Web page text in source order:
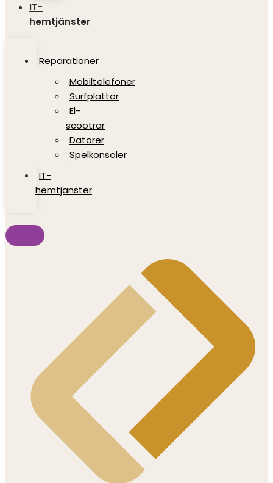
IT-
hemtjänster
Reparationer
Mobiltelefoner
Surfplattor
El-
scootrar
Datorer
Spelkonsoler
IT-
hemtjänster